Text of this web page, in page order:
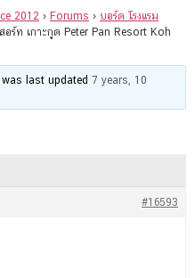
2012 › Forums › บอร์ด โรงแรม
อร์ท เกาะกูด Peter Pan Resort Koh
was last updated7 years, 10
#16593